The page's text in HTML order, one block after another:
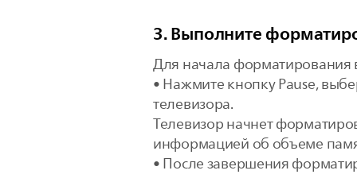
3. Выполните
Для начала
• Нажмите кнопку Pause,
телевизора.
Телевизор начнет
информацией об объеме
• После завершения